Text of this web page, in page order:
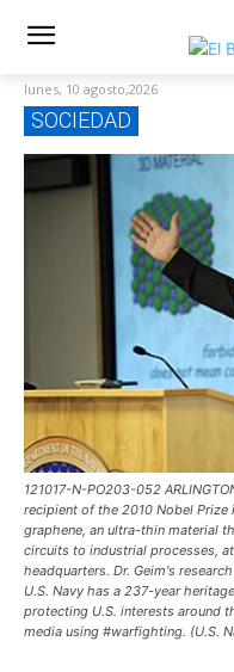
lunes, 10 agosto,2026
SOCIEDAD
121017-N-PO203-052
recipient of the 2010 Nobel
graphene, an ultra-thin material
circuits to industrial processes,
headquarters. Dr. Geim's
U.S. Navy has a 237-year
protecting U.S. interests around
media using #warfighting. (U.S.